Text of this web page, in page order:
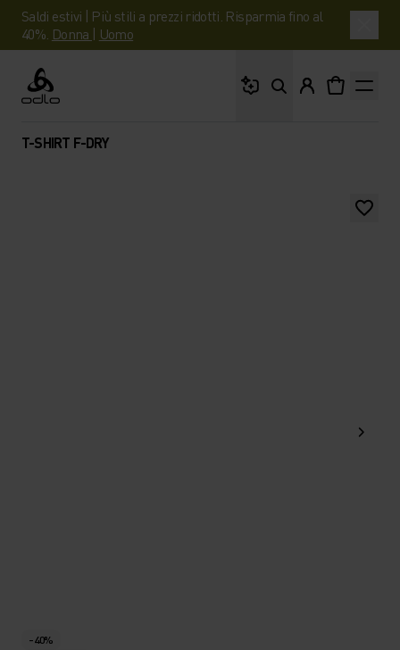
Saldi estivi | Più stili a prezzi ridotti. Risparmia fino al
40%. Donna | Uomo
Odlo
T-SHIRT F-DRY
-40%